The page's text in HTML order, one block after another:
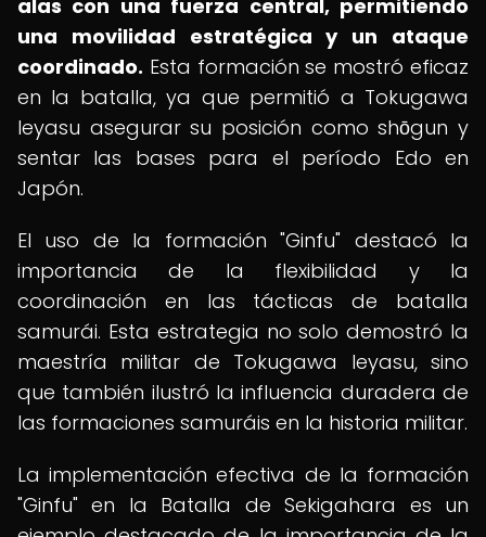
alas con una fuerza central, permitiendo
una movilidad estratégica y un ataque
coordinado. Esta formación se mostró eficaz
en la batalla, ya que permitió a Tokugawa
Ieyasu asegurar su posición como shōgun y
sentar las bases para el período Edo en
Japón.
El uso de la formación "Ginfu" destacó la
importancia de la flexibilidad y la
coordinación en las tácticas de batalla
samurái. Esta estrategia no solo demostró la
maestría militar de Tokugawa Ieyasu, sino
que también ilustró la influencia duradera de
las formaciones samuráis en la historia militar.
La implementación efectiva de la formación
"Ginfu" en la Batalla de Sekigahara es un